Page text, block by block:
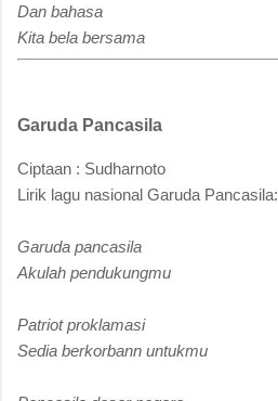
Dan bahasa
Kita bela bersama
Garuda Pancasila
Ciptaan : Sudharnoto
Lirik lagu nasional Garuda Pancasila:
Garuda pancasila
Akulah pendukungmu
Patriot proklamasi
Sedia berkorbann untukmu